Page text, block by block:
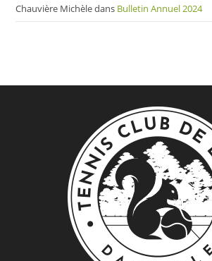
Chauvière Michèledans Bulletin Annuel 2024